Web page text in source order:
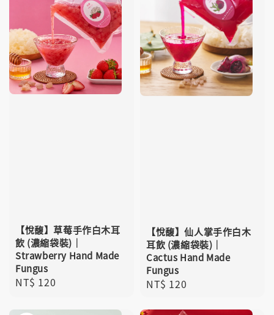
【悅馥】草莓手作白木耳
飲 (濃縮袋裝)｜
Strawberry Hand Made
Fungus
Regular
NT$ 120
【悅馥】仙人掌手作白木
耳飲 (濃縮袋裝)｜
Cactus Hand Made
Fungus
Regular
NT$ 120